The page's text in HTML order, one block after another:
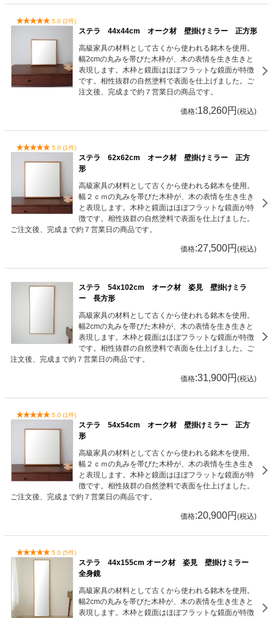
5.0 (2件)
ステラ 44x44cm オーク材 壁掛けミラー 正方形
高級家具の材料として古くから使われる銘木を使用。
幅2cmの丸みを帯びた木枠が、木の表情を生き生きと
表現します。木枠と鏡面はほぼフラットな鏡面が特徴
です。相性抜群の自然塗料で表面を仕上げました。ご
注文後、完成まで約７営業日の商品です。
価格:18,260円 (税込)
5.0 (1件)
ステラ 62x62cm オーク材 壁掛けミラー 正方
形
高級家具の材料として古くから使われる銘木を使用。
幅２ｃｍの丸みを帯びた木枠が、木の表情を生き生き
と表現します。木枠と鏡面はほぼフラットな鏡面が特
徴です。相性抜群の自然塗料で表面を仕上げました。
ご注文後、完成まで約７営業日の商品です。
価格:27,500円 (税込)
ステラ 54x102cm オーク材 姿見 壁掛けミラ
ー 長方形
高級家具の材料として古くから使われる銘木を使用。
幅2cmの丸みを帯びた木枠が、木の表情を生き生きと
表現します。木枠と鏡面はほぼフラットな鏡面が特徴
です。相性抜群の自然塗料で表面を仕上げました。ご
注文後、完成まで約７営業日の商品です。
価格:31,900円 (税込)
5.0 (1件)
ステラ 54x54cm オーク材 壁掛けミラー 正方
形
高級家具の材料として古くから使われる銘木を使用。
幅２ｃｍの丸みを帯びた木枠が、木の表情を生き生き
と表現します。木枠と鏡面はほぼフラットな鏡面が特
徴です。相性抜群の自然塗料で表面を仕上げました。
ご注文後、完成まで約７営業日の商品です。
価格:20,900円 (税込)
5.0 (5件)
ステラ 44x155cm オーク材 姿見 壁掛けミラー
全身鏡
高級家具の材料として古くから使われる銘木を使用。
幅2cmの丸みを帯びた木枠が、木の表情を生き生きと
表現します。木枠と鏡面はほぼフラットな鏡面が特徴